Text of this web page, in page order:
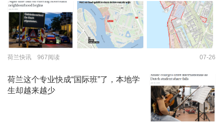
荷兰快讯 967阅读 07-26
荷兰这个专业快成“国际班”了，本地学
生却越来越少